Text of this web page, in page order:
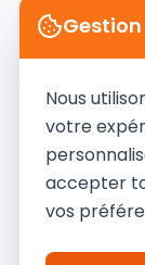
Nous
votre
accepter
vos